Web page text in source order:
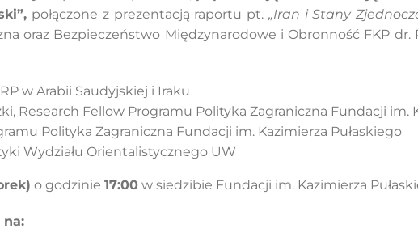
połączone z prezentacją raportu pt. „Iran i Stany
oraz Bezpieczeństwo Międzynarodowe i Obronność FKP dr.
w Arabii Saudyjskiej i Iraku
Research Fellow Programu Polityka Zagraniczna Fundacji im.
Polityka Zagraniczna Fundacji im. Kazimierza Pułaskiego
Wydziału Orientalistycznego UW
o godzinie 17:00 w siedzibie Fundacji im. Kazimierza
na: